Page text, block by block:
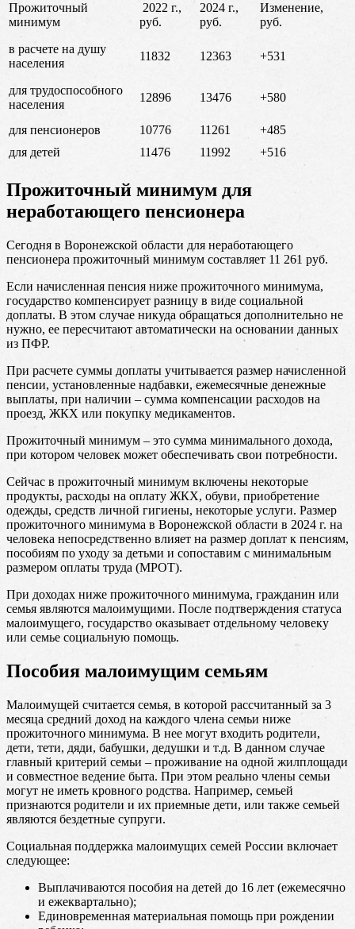
Прожиточный
минимум
2022 г.,
руб.
2024 г.,
руб.
Изменение,
руб.
в расчете на душу
населения
11832 12363 +531
для трудоспособного
населения
12896 13476 +580
для пенсионеров 10776 11261
+485
для детей
11476 11992 +516
Прожиточный минимум для
неработающего пенсионера
Сегодня в Воронежской области для неработающего
пенсионера прожиточный минимум составляет 11 261 руб.
Если начисленная пенсия ниже прожиточного минимума,
государство компенсирует разницу в виде социальной
доплаты. В этом случае никуда обращаться дополнительно не
нужно, ее пересчитают автоматически на основании данных
из ПФР.
При расчете суммы доплаты учитывается размер начисленной
пенсии, установленные надбавки, ежемесячные денежные
выплаты, при наличии – сумма компенсации расходов на
проезд, ЖКХ или покупку медикаментов.
Прожиточный минимум – это сумма минимального дохода,
при котором человек может обеспечивать свои потребности.
Сейчас в прожиточный минимум включены некоторые
продукты, расходы на оплату ЖКХ, обуви, приобретение
одежды, средств личной гигиены, некоторые услуги. Размер
прожиточного минимума в Воронежской области в 2024 г. на
человека непосредственно влияет на размер доплат к пенсиям,
пособиям по уходу за детьми и сопоставим с минимальным
размером оплаты труда (МРОТ).
При доходах ниже прожиточного минимума, гражданин или
семья являются малоимущими. После подтверждения статуса
малоимущего, государство оказывает отдельному человеку
или семье социальную помощь.
Пособия малоимущим семьям
Малоимущей считается семья, в которой рассчитанный за 3
месяца средний доход на каждого члена семьи ниже
прожиточного минимума. В нее могут входить родители,
дети, тети, дяди, бабушки, дедушки и т.д. В данном случае
главный критерий семьи – проживание на одной жилплощади
и совместное ведение быта. При этом реально члены семьи
могут не иметь кровного родства. Например, семьей
признаются родители и их приемные дети, или также семьей
являются бездетные супруги.
Социальная поддержка малоимущих семей России включает
следующее:
Выплачиваются пособия на детей до 16 лет (ежемесячно
и ежеквартально);
Единовременная материальная помощь при рождении